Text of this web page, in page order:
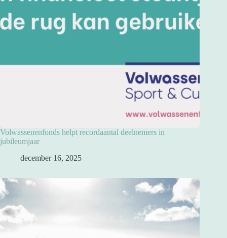
Volwassenenfonds helpt recordaantal deelnemers in
jubileumjaar
december 16, 2025